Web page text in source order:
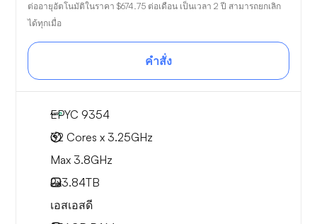
ต่ออายุอัตโนมัติในราคา $674.75 ต่อเดือน เป็นเวลา 2 ปี สามารถยกเลิก
ได้ทุกเมื่อ
คำสั่ง
EPYC 9354
32 Cores x 3.25GHz
Max 3.8GHz
2x3.84TB
เอสเอสดี